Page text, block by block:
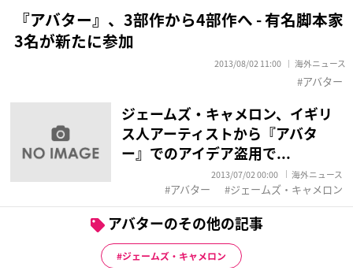
『アバター』、3部作から4部作へ - 有名脚本家
3名が新たに参加
2013/08/02 11:00 海外ニュース
アバター
ジェームズ・キャメロン、イギリ
ス人アーティストから『アバタ
ー』でのアイデア盗用で...
2013/07/02 00:00 海外ニュース
アバター ジェームズ・キャメロン
アバターのその他の記事
ジェームズ・キャメロン